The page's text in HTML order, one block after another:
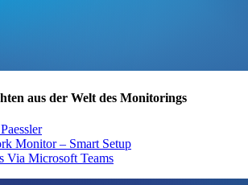
aus der Welt des Monitorings
Monitor – Smart Setup
Via Microsoft Teams